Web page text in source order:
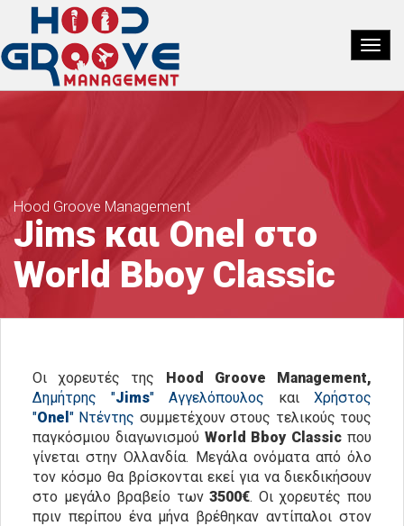
Hood Groove Management
Jims και Onel στο
World Bboy Classic
Οι χορευτές της Hood Groove Management,
Δημήτρης "Jims" Αγγελόπουλος και Χρήστος
"Onel " Ντέντης συμμετέχουν στους τελικούς τους
παγκόσμιου διαγωνισμού World Bboy Classic που
γίνεται στην Ολλανδία. Μεγάλα ονόματα από όλο
τον κόσμο θα βρίσκονται εκεί για να διεκδικήσουν
στο μεγάλο βραβείο των3500€. Οι χορευτές που
πριν περίπου ένα μήνα βρέθηκαν αντίπαλοι στον